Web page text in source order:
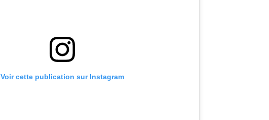
Voir cette publication sur Instagram